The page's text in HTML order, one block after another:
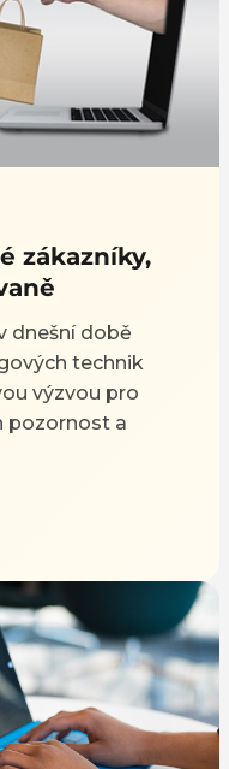
zákazníky,
dnešní době
technik
výzvou pro
pozornost a